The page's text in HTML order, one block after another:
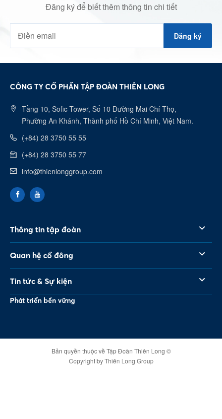
Đăng ký để biết thêm thông tin chi tiết
Đăng ký
CÔNG TY CỔ PHẦN TẬP ĐOÀN THIÊN LONG
Tầng 10, Sofic Tower, Số 10 Đường Mai Chí Thọ,
Phường An Khánh, Thành phố Hồ Chí Minh, Việt Nam.
(+84) 28 3750 55 55
(+84) 28 3750 55 77
info@thienlonggroup.com
Thông tin tập đoàn
Quan hệ cổ đông
Tin tức & Sự kiện
Phát triển bền vững
Bản quyền thuộc về Tập Đoàn Thiên Long ©
Copyright by Thiên Long Group